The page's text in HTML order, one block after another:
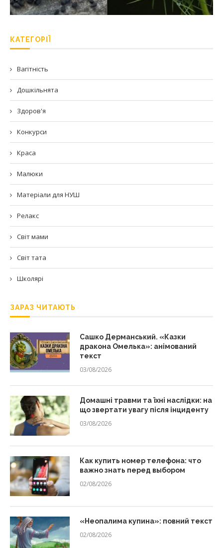
КАТЕГОРІЇ
Вагітність
Дошкільнята
Здоров'я
Конкурси
Краса
Малюки
Матеріали для НУШ
Релакс
Світ мами
Світ тата
Школярі
ЗАРАЗ ЧИТАЮТЬ
Сашко Дерманський. «Казки
дракона Омелька»: анімований
текст
03/08/2026
Домашні травми та їхні наслідки: на
що звертати увагу після інциденту
03/08/2026
Как купить номер телефона: что
важно знать перед выбором
02/08/2026
«Неопалима купина»: повний текст
02/08/2026